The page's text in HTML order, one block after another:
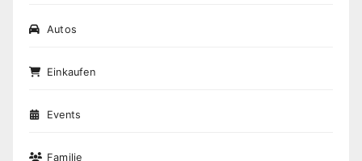
Autos
Einkaufen
Events
Familie